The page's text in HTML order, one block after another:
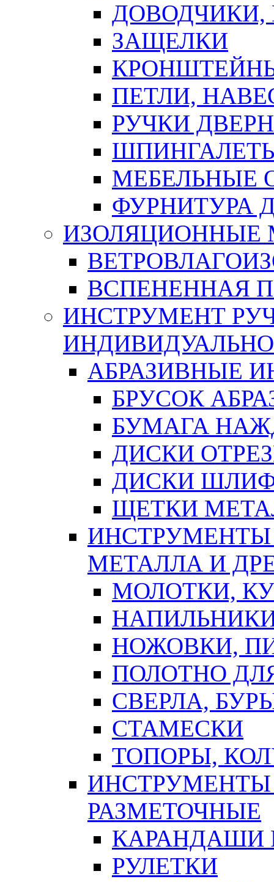
ЗАЩЕЛКИ
ПЕТЛИ,
РУЧКИ
МЕБЕЛЬНЫЕ
ФУРНИТУРА
ИЗОЛЯЦИОННЫЕ
ВСПЕНЕННАЯ
ИНСТРУМЕНТ
АБРАЗИВНЫЕ
БРУСОК
БУМАГА
ДИСКИ
ДИСКИ
ЩЕТКИ
ИНСТРУМЕНТЫ
МЕТАЛЛА И
МОЛОТКИ,
НОЖОВКИ,
ПОЛОТНО
СВЕРЛА,
СТАМЕСКИ
ТОПОРЫ,
ИНСТРУМЕНТЫ
РАЗМЕТОЧНЫЕ
КАРАНДАШИ
РУЛЕТКИ